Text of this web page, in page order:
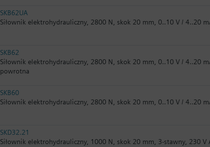
SKB62UA
Siłownik elektrohydrauliczny, 2800 N, skok 20 mm, 0..10 V / 4..20
SKB62
Siłownik elektrohydrauliczny, 2800 N, skok 20 mm, 0..10 V / 4..20
powrotna
SKB60
Siłownik elektrohydrauliczny, 2800 N, skok 20 mm, 0..10 V / 4..20
SKD32.21
Siłownik elektrohydrauliczny, 1000 N, skok 20 mm, 3-stawny, 230 V